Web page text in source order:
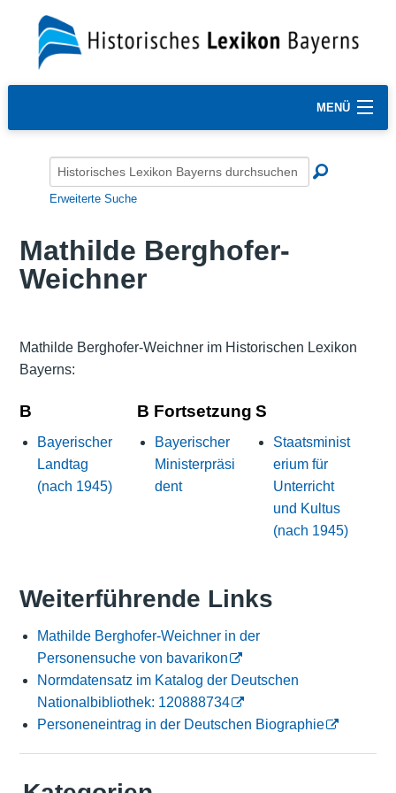
MENÜ
Erweiterte Suche
Mathilde Berghofer-
Weichner
Mathilde Berghofer-Weichner im Historischen Lexikon
Bayerns:
B
Bayerischer
Landtag
(nach 1945)
B Fortsetzung
Bayerischer
Ministerpräsi
dent
S
Staatsminist
erium für
Unterricht
und Kultus
(nach 1945)
Weiterführende Links
Mathilde Berghofer-Weichner in der
Personensuche von bavarikon
Normdatensatz im Katalog der Deutschen
Nationalbibliothek: 120888734
Personeneintrag in der Deutschen Biographie